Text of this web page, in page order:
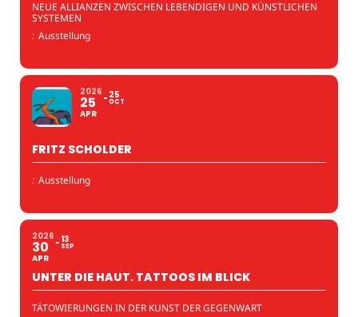
NEUE ALLIANZEN ZWISCHEN LEBENDIGEN UND KÜNSTLICHEN
SYSTEMEN
: Ausstellung
2026
25
APR
25
OCT
FRITZ SCHOLDER
: Ausstellung
2026
30
APR
13
SEP
UNTER DIE HAUT. TATTOOS IM BLICK
TÄTOWIERUNGEN IN DER KUNST DER GEGENWART